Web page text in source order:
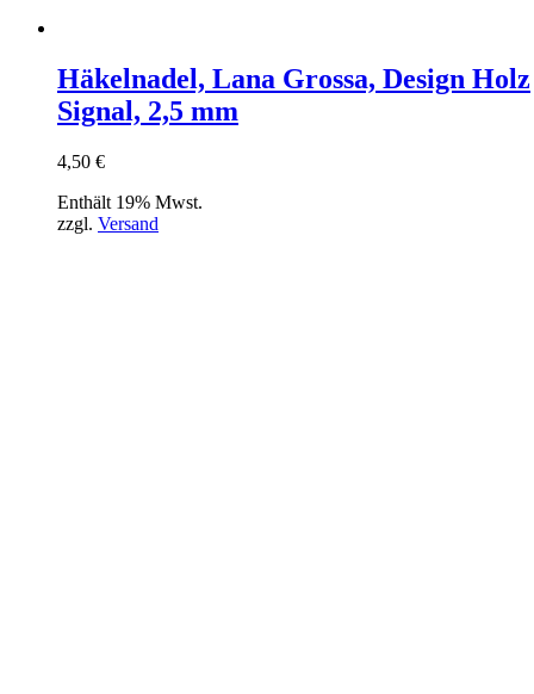
Häkelnadel, Lana Grossa, Design Holz
Signal, 2,5 mm
4,50 €
Enthält 19% Mwst.
zzgl. Versand